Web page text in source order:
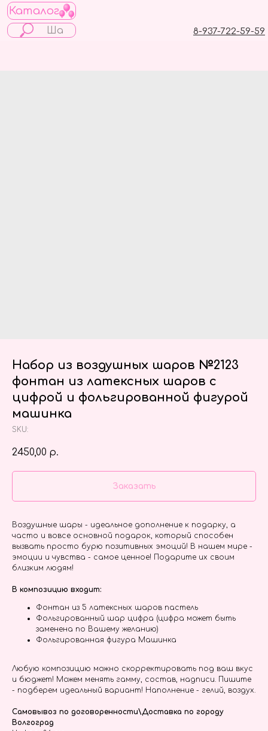
Каталог
8-937-722-59-59
Набор из воздушных шаров №2123
фонтан из латексных шаров с
цифрой и фольгированной фигурой
машинка
SKU:
2450,00 р.
Заказать
Воздушные шары - идеальное дополнение к подарку, а
часто и вовсе основной подарок, который способен
вызвать просто бурю позитивных эмоций! В нашем мире -
эмоции и чувства - самое ценное! Подарите их своим
близким людям!
В композицию входит:
Фонтан из 5 латексных шаров пастель
Фольгированный шар цифра (цифра может быть
заменена по Вашему желанию)
Фольгированная фигура Машинка
Любую композицию можно скорректировать под ваш вкус
и бюджет! Можем менять гамму, состав, надписи. Пишите
- подберем идеальный вариант! Наполнение - гелий, воздух.
Самовывоз по договоренности\Доставка по городу
Волгоград